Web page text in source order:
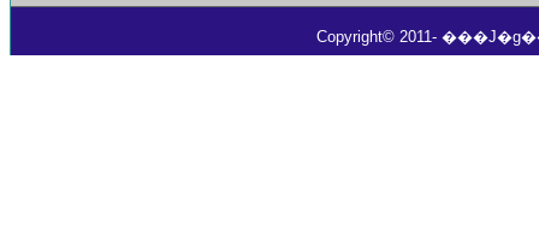
Copyright© 2011-